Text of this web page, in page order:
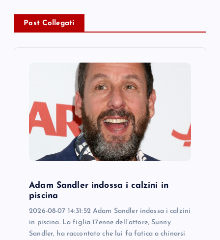
a
v
Post Collegati
Adam Sandler indossa i calzini in
piscina
2026-08-07 14:31:52 Adam Sandler indossa i calzini
in piscina. La figlia 17enne dell’attore, Sunny
Sandler, ha raccontato che lui fa fatica a chinarsi